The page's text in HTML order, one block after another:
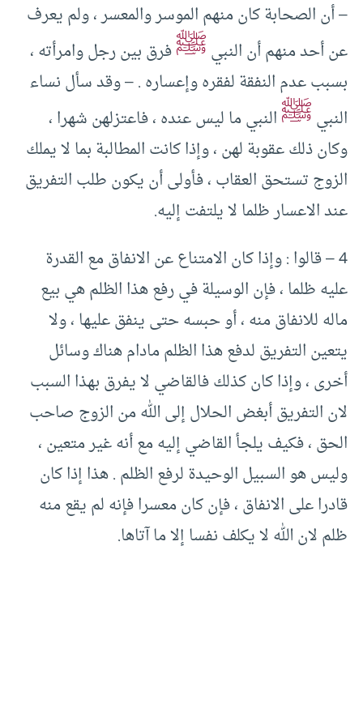
– أن الصحابة كان منهم الموسر والمعسر ، ولم يعرف
عن أحد منهم أن النبيﷺفرق بين رجل وامرأته ،
بسبب عدم النفقة لفقره وإعساره . – وقد سأل نساء
النبيﷺالنبي ما ليس عنده ، فاعتزلهن شهرا ،
وكان ذلك عقوبة لهن ، وإذا كانت المطالبة بما لا يملك
الزوج تستحق العقاب ، فأولى أن يكون طلب التفريق
عند الاعسار ظلما لا يلتفت إليه.
4 – قالوا : وإذا كان الامتناع عن الانفاق مع القدرة
عليه ظلما ، فإن الوسيلة في رفع هذا الظلم هي بيع
ماله للانفاق منه ، أو حبسه حتى ينفق عليها ، ولا
يتعين التفريق لدفع هذا الظلم مادام هناك وسائل
أخرى ، وإذا كان كذلك فالقاضي لا يفرق بهذا السبب
لان التفريق أبغض الحلال إلى الله من الزوج صاحب
الحق ، فكيف يلجأ القاضي إليه مع أنه غير متعين ،
وليس هو السبيل الوحيدة لرفع الظلم . هذا إذا كان
قادرا على الانفاق ، فإن كان معسرا فإنه لم يقع منه
ظلم لان الله لا يكلف نفسا إلا ما آتاها.